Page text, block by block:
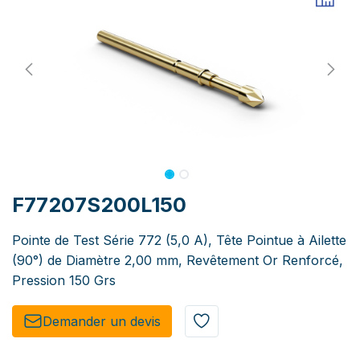
F77207S200L150
Pointe de Test Série 772 (5,0 A), Tête Pointue à Ailette
(90°) de Diamètre 2,00 mm, Revêtement Or Renforcé,
Pression 150 Grs
Demander un de​​vis​​